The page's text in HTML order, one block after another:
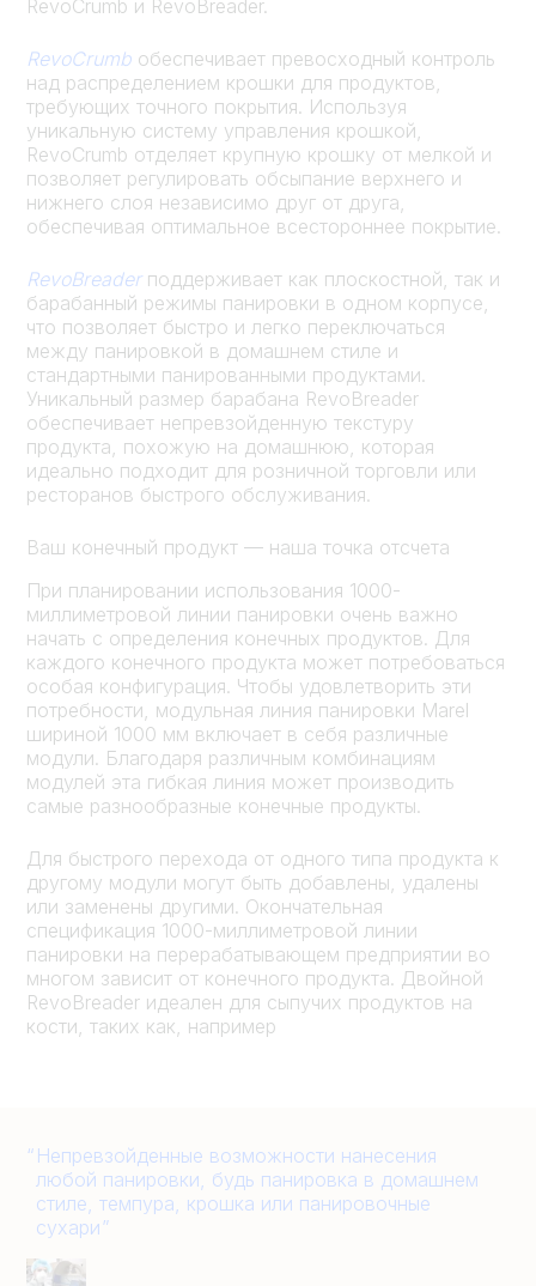
RevoCrumb и RevoBreader.
RevoCrumb обеспечивает превосходный контроль
над распределением крошки для продуктов,
требующих точного покрытия. Используя
уникальную систему управления крошкой,
RevoCrumb отделяет крупную крошку от мелкой и
позволяет регулировать обсыпание верхнего и
нижнего слоя независимо друг от друга,
обеспечивая оптимальное всестороннее покрытие.
RevoBreaderподдерживает как плоскостной, так и
барабанный режимы панировки в одном корпусе,
что позволяет быстро и легко переключаться
между панировкой в домашнем стиле и
стандартными панированными продуктами.
Уникальный размер барабана RevoBreader
обеспечивает непревзойденную текстуру
продукта, похожую на домашнюю, которая
идеально подходит для розничной торговли или
ресторанов быстрого обслуживания.
Ваш конечный продукт — наша точка отсчета
При планировании использования 1000-
миллиметровой линии панировки очень важно
начать с определения конечных продуктов. Для
каждого конечного продукта может потребоваться
особая конфигурация. Чтобы удовлетворить эти
потребности, модульная линия панировки Marel
шириной 1000 мм включает в себя различные
модули. Благодаря различным комбинациям
модулей эта гибкая линия может производить
самые разнообразные конечные продукты.
Для быстрого перехода от одного типа продукта к
другому модули могут быть добавлены, удалены
или заменены другими. Окончательная
спецификация 1000-миллиметровой линии
панировки на перерабатывающем предприятии во
многом зависит от конечного продукта. Двойной
RevoBreader идеален для сыпучих продуктов на
кости, таких как, например
Непревзойденные возможности нанесения
любой панировки, будь панировка в домашнем
стиле, темпура, крошка или панировочные
сухари